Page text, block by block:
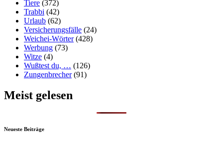
Tiere (372)
Trabbi (42)
Urlaub (62)
Versicherungsfälle (24)
Weichei-Wörter(428)
Werbung (73)
Witze (4)
Wußtest du, … (126)
Zungenbrecher(91)
Meist gelesen
Neueste Beiträge